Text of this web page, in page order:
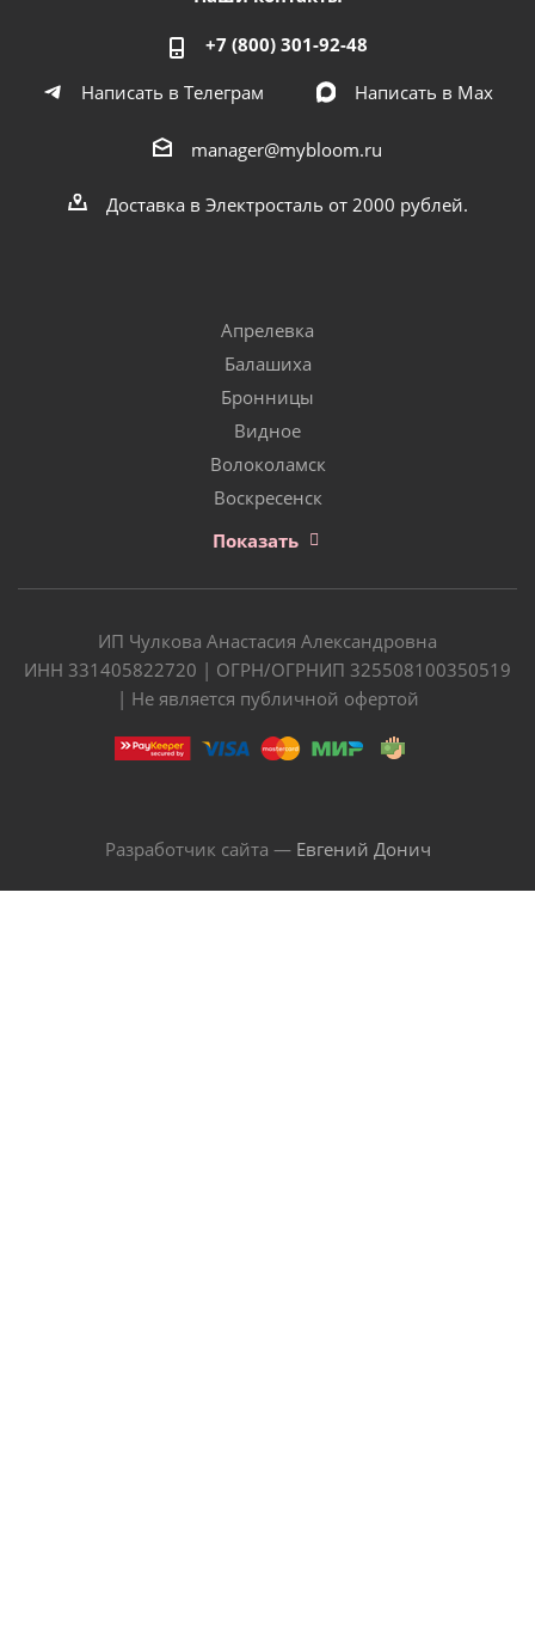
+7 (800) 301-92-48
Написать в Телеграм
Написать в Мах
manager@mybloom.ru
Доставка в Электросталь от 2000 рублей.
Апрелевка
Балашиха
Бронницы
Видное
Волоколамск
Воскресенск
Показать
ИП Чулкова Анастасия Александровна
ИНН 331405822720 | ОГРН/ОГРНИП 325508100350519
| Не является публичной офертой
Разработчик сайта — Евгений Донич